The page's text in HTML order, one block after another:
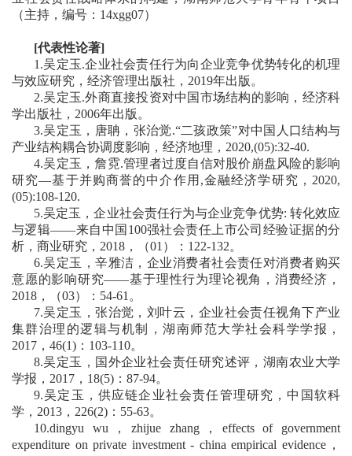
（主持 ， 编号： 14xgg07）
[代表性论著]
1.吴定玉.企业社会责任行为向企业竞争优势转化的机理
与效应研究，经济管理出版社， 2019年出版。
2.吴定玉.外商直接投资对中国市场结构的影响，经济科
学出版社， 2006年出版。
3.吴定玉 ， 唐聃 ， 张治觉.“二孩政策”对中国人口结构与
产业结构耦合协调度影响 ， 经济地理 ， 2020,(05):32-40.
4.吴定玉 ，詹霓.管理者过度自信对股价崩盘风险的影响
研究—基于并购商誉的中介作用 ,金融经济学研究， 2020,
(05):108-120.
5.吴定玉，企业社会责任行为与企业竞争优势: 转化效应
与逻辑——来自中国 100强社会责任上市公司经验证据的分
析，商业研究， 2018 ，（01 ）： 122-132。
6.吴定玉，辛雅洁，企业消费者社会责任对消费者购买
意愿的影响研究——基于理性行为理论视角，消费经济，
2018 ，（03）： 54-61 。
7.吴定玉，张治觉，刘叶云，企业社会责任视角下产业
集群治理的逻辑与机制，湖南师范大学社会科学学报，
2017 ， 46(1) ： 103-110。
8.吴定玉，国外企业社会责任研究述评，湖南农业大学
学报， 2017 ， 18(5) ： 87-94。
9.吴定玉，供应链企业社会责任管理研究，中国软科
学， 2013 ， 226(2) ： 55-63。
10.dingyu wu ， zhijue zhang， effects of government
expenditure on private investment - china empirical evidence，